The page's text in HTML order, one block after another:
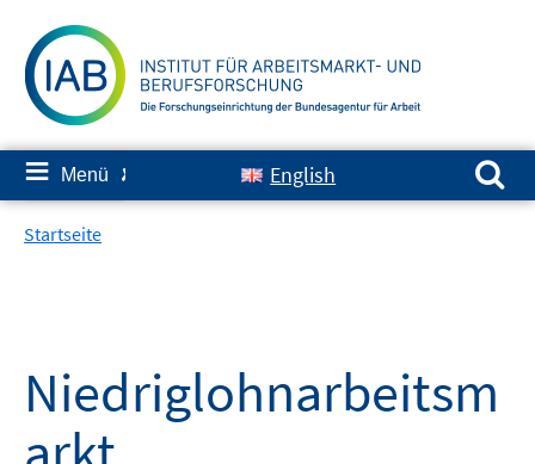
zum
Inhalt
≡ Menü ✘ English
Suchen nach:
Startseite
Niedriglohnarbeitsm